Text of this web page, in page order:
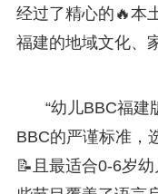
经过了精心的🔥本
福建的地域文化、
“幼儿BBC福建
BBC的严谨标准，
📝且最适合0-6岁